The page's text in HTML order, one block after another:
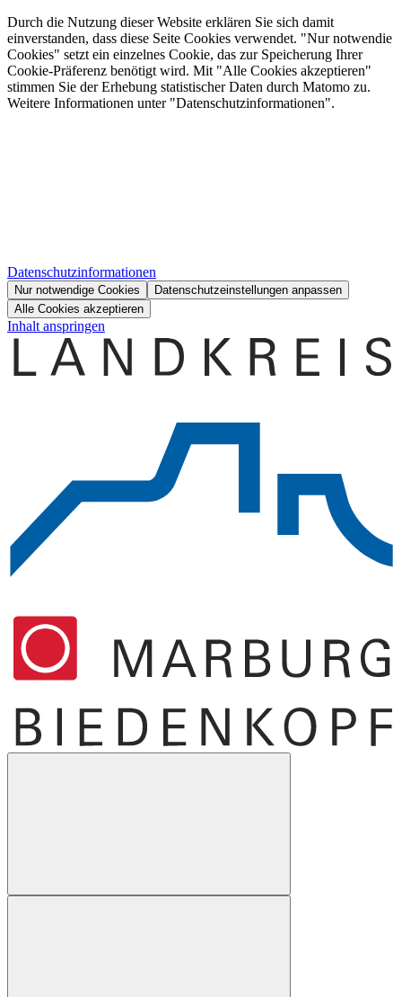
Durch die Nutzung dieser Website erklären Sie sich damit
einverstanden, dass diese Seite Cookies verwendet. "Nur notwendie
Cookies" setzt ein einzelnes Cookie, das zur Speicherung Ihrer
Cookie-Präferenz benötigt wird. Mit "Alle Cookies akzeptieren"
stimmen Sie der Erhebung statistischer Daten durch Matomo zu.
Weitere Informationen unter "Datenschutzinformationen".
Datenschutzinformationen
Nur notwendige Cookies
Datenschutzeinstellungen anpassen
Alle Cookies akzeptieren
Inhalt anspringen